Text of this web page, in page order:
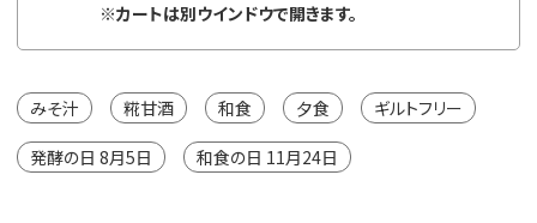
※カートは別ウインドウで開きます。
みそ汁 糀甘酒 和食 夕食 ギルトフリー
発酵の日 8月5日 和食の日 11月24日